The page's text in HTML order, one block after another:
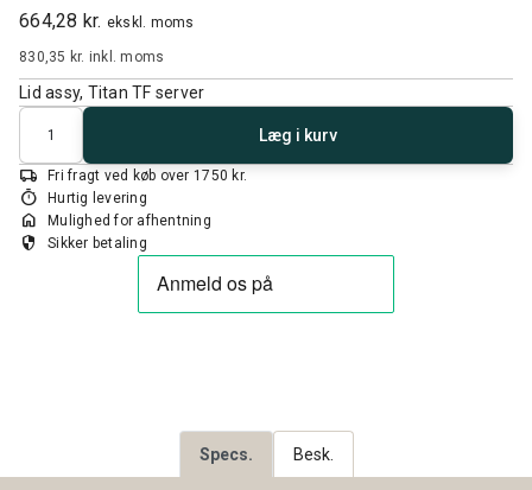
664,28 kr. ekskl. moms
830,35 kr. inkl. moms
Lid assy, Titan TF server
Antal
Læg i kurv
local_shipping Fri fragt ved køb over 1750 kr.
timer Hurtig levering
home Mulighed for afhentning
security Sikker betaling
Specs. Besk.